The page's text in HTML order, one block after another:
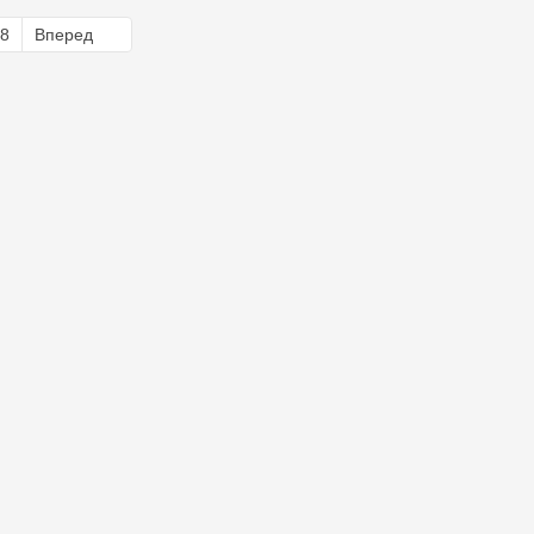
Вперед